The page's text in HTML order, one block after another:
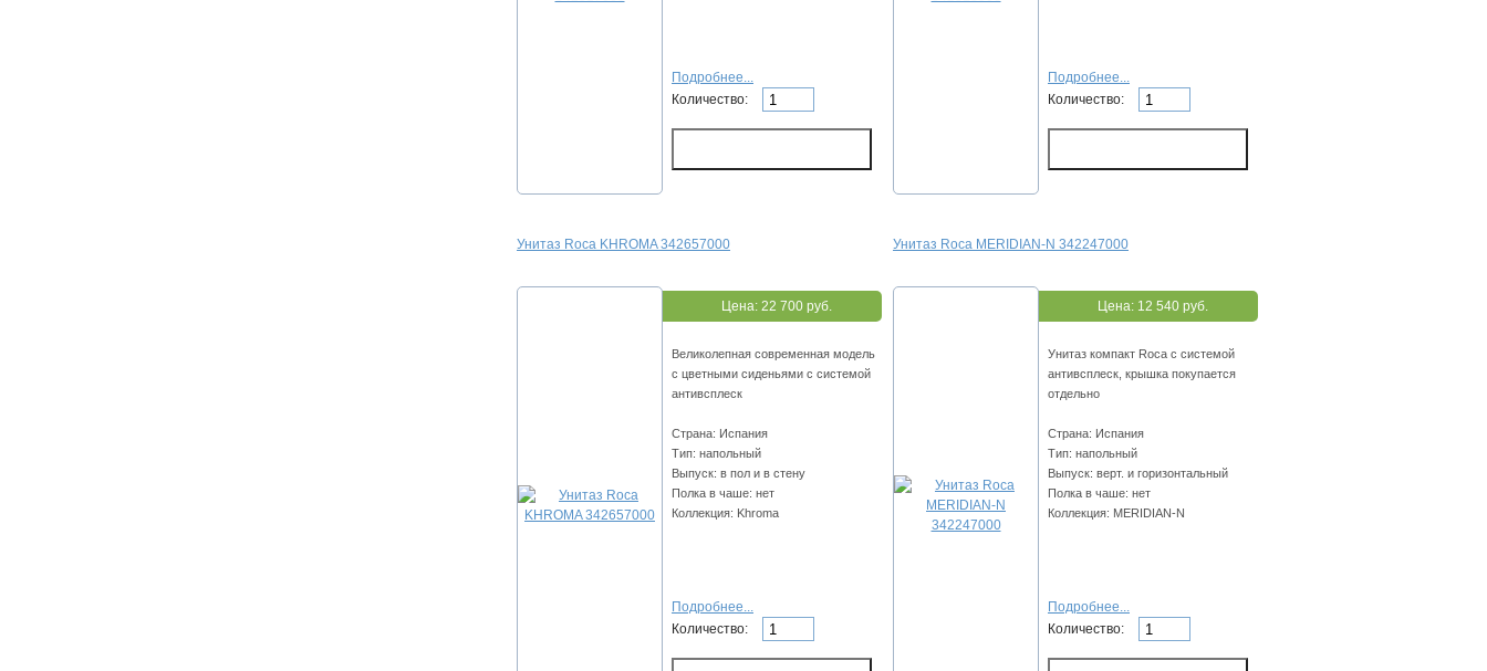
Подробнее...
Количество:
Подробнее...
Количество:
Унитаз Roca KHROMA 342657000
Цена: 22 700 руб.
Великолепная современная модель
с цветными сиденьями с системой
антивсплеск
Страна: Испания
Тип: напольный
Выпуск: в пол и в стену
Полка в чаше: нет
Коллекция: Khroma
Подробнее...
Количество:
Унитаз Roca MERIDIAN-N 342247000
Цена: 12 540 руб.
Унитаз компакт Roca с системой
антивсплеск, крышка покупается
отдельно
Страна: Испания
Тип: напольный
Выпуск: верт. и горизонтальный
Полка в чаше: нет
Коллекция: MERIDIAN-N
Подробнее...
Количество: